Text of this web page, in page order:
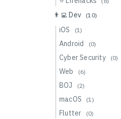
👨‍💻 Dev (10)
iOS (1)
Android (0)
Cyber Security (0)
Web (6)
BOJ (2)
macOS (1)
Flutter (0)